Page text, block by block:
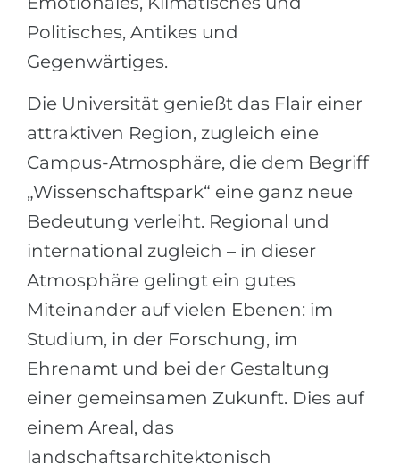
Politisches, Antikes und
Gegenwärtiges.
Die Universität genießt das Flair einer
attraktiven Region, zugleich eine
Campus-Atmosphäre, die dem Begriff
„Wissenschaftspark“ eine ganz neue
Bedeutung verleiht. Regional und
international zugleich – in dieser
Atmosphäre gelingt ein gutes
Miteinander auf vielen Ebenen: im
Studium, in der Forschung, im
Ehrenamt und bei der Gestaltung
einer gemeinsamen Zukunft. Dies auf
einem Areal, das
landschaftsarchitektonisch